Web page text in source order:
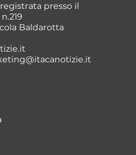
presso il
Baldarotta